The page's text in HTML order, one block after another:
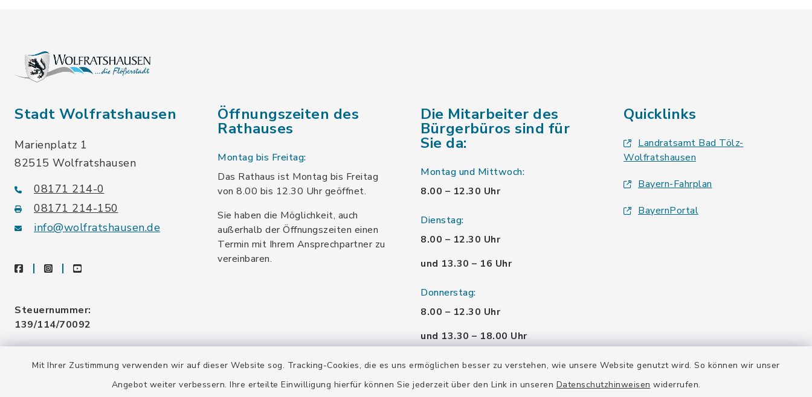
Mit Ihrer Zustimmung verwenden wir auf dieser Website sog. Tracking-Cookies, die es uns ermöglichen besser zu verstehen, wie unsere Website genutzt wird. So können wir unser
Angebot weiter verbessern. Ihre erteilte Einwilligung hierfür können Sie jederzeit über den Link in unseren Datenschutzhinweisen widerrufen.
Stadt Wolfratshausen
Marienplatz 1
82515 Wolfratshausen
08171 214-0
08171 214-150
info@wolfratshausen.de
facebookinstagramyoutube
Steuernummer:
139/114/70092
DE128 378 377
Öffnungszeiten des
Rathauses
Montag bis Freitag:
Das Rathaus ist Montag bis Freitag
von 8.00 bis 12.30 Uhr geöffnet.
Sie haben die Möglichkeit, auch
außerhalb der Öffnungszeiten einen
Termin mit Ihrem Ansprechpartner zu
vereinbaren.
Die Mitarbeiter des
Bürgerbüros sind für
Sie da:
Montag und Mittwoch:
8.00 – 12.30 Uhr
Dienstag:
8.00 – 12.30 Uhr
und 13.30 – 16 Uhr
Donnerstag:
8.00 – 12.30 Uhr
und 13.30 – 18.00 Uhr
Freitag:
8.00 – 12.30 Uhr
Quicklinks
Landratsamt Bad Tölz-
Wolfratshausen
Bayern-Fahrplan
BayernPortal